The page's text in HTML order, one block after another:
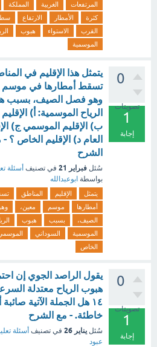
المرتفعات
الغربية المملكة
كثرة
الأمطار الارتفاع
القرب
الاستواء هبوب
الموسمية
0
تصويتات
1
إجابة
يتمثل هذا الإقليم في
تسقط أمطارها في موسم
وهو فصل الصيف، بسبب
الرياح الموسمية: أ)
ب) الإقليم الموسمي ج)
العام د) الإقليم الخاص ؟
الشرح
سُئل فبراير 21 في تصنيف أسئلة
بواسطة ابوعبدالله
يتمثل الإقليم المناطق
أمطارها
موسم معين،
الصيف،
بسبب هبوب
الموسمية
السوداني
الخاص
0
تصويتات
1
إجابة
يقول الراصد الجوي إن
هبوب الرياح معتدلة
١٤ هل الجملة الآتية صائبة
خاطئة. - مع الشرح
سُئل يناير 26 في تصنيف أسئلة
عبود